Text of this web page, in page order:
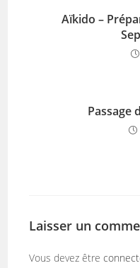
Aïkido –
Passage
Laisser un
Vous devez être